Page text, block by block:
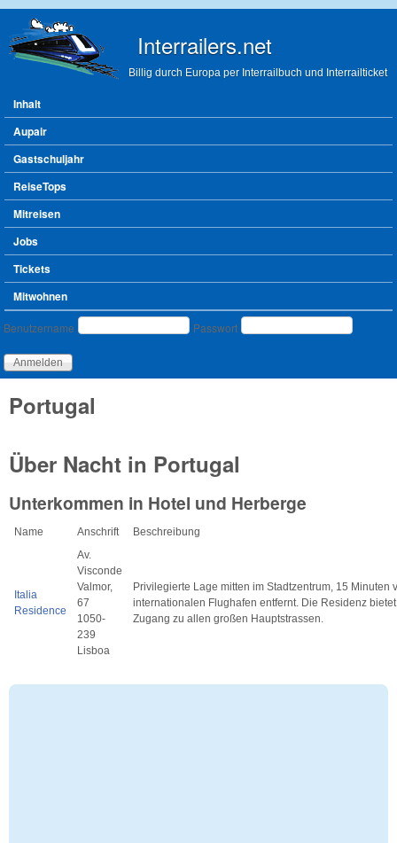
Interrailers.net
Billig durch Europa per Interrailbuch und Interrailticket
Hauptmenü
Inhalt
Aupair
Gastschuljahr
ReiseTops
Mitreisen
Jobs
Tickets
Mitwohnen
Benutzeranmeldung
Benutzername Passwort
Portugal
Über Nacht in Portugal
Unterkommen in Hotel und Herberge
Name Anschrift Beschreibung
Italia
Residence
Av.
Visconde
Valmor,
67
1050-
239
Lisboa
Privilegierte Lage mitten im Stadtzentrum, 15 Minuten
internationalen Flughafen entfernt. Die Residenz
Zugang zu allen großen Hauptstrassen.